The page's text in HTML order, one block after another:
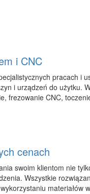
i CNC
pracach i
i urządzeń do użytku.
frezowanie CNC,
cenach
swoim klientom nie
Wszystkie
materiałów